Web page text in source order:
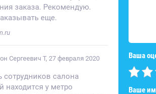
заказа. Рекомендую.
еще.
Сергеевич T, 27 февраля 2020
сотрудников салона
находится у метро
Ваша
Ваше